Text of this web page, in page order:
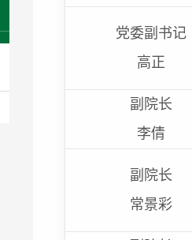
党委副书记
高正
副院长
李倩
副院长
常景彩